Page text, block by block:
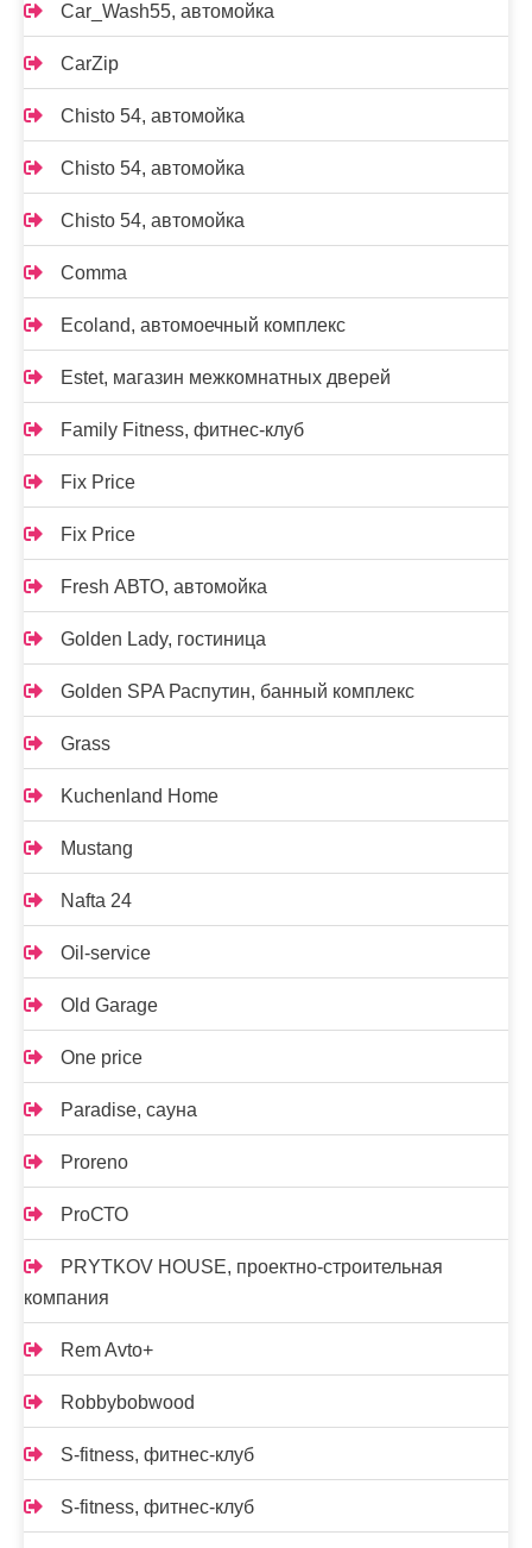
Car_Wash55, автомойка
CarZip
Chisto 54, автомойка
Chisto 54, автомойка
Chisto 54, автомойка
Comma
Ecoland, автомоечный комплекс
Estet, магазин межкомнатных дверей
Family Fitness, фитнес-клуб
Fix Price
Fix Price
Fresh АВТО, автомойка
Golden Lady, гостиница
Golden SPA Распутин, банный комплекс
Grass
Kuchenland Home
Mustang
Nafta 24
Oil-service
Old Garage
One price
Paradise, сауна
Proreno
ProСТО
PRYTKOV HOUSE, проектно-строительная
компания
Rem Avto+
Robbybobwood
S-fitness, фитнес-клуб
S-fitness, фитнес-клуб